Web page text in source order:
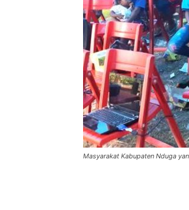
Masyarakat Kabupaten Nduga